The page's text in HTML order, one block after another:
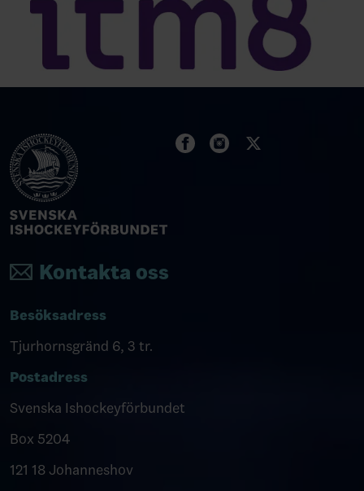
Kontakta oss
Besöksadress
Tjurhornsgränd 6, 3 tr.
Postadress
Svenska Ishockeyförbundet
Box 5204
121 18 Johanneshov